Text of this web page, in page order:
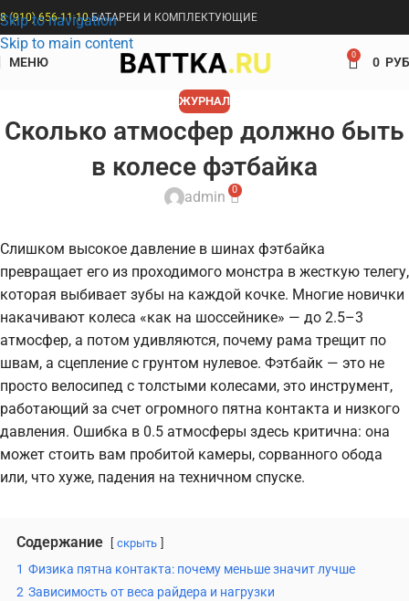
Skip to navigation
Skip to main content
8 (910) 656-11-10БАТАРЕИ И КОМПЛЕКТУЮЩИЕ
МЕНЮ 0 0
ЖУРНАЛ
Сколько атмосфер должно быть
в колесе фэтбайка
admin 0
Слишком высокое давление в шинах фэтбайка
превращает его из проходимого монстра в жесткую телегу,
которая выбивает зубы на каждой кочке. Многие новички
накачивают колеса «как на шоссейнике» — до 2.5–3
атмосфер, а потом удивляются, почему рама трещит по
швам, а сцепление с грунтом нулевое. Фэтбайк — это не
просто велосипед с толстыми колесами, это инструмент,
работающий за счет огромного пятна контакта и низкого
давления. Ошибка в 0.5 атмосферы здесь критична: она
может стоить вам пробитой камеры, сорванного обода
или, что хуже, падения на техничном спуске.
Содержание скрыть
1 Физика пятна контакта: почему меньше значит лучше
2 Зависимость от веса райдера и нагрузки